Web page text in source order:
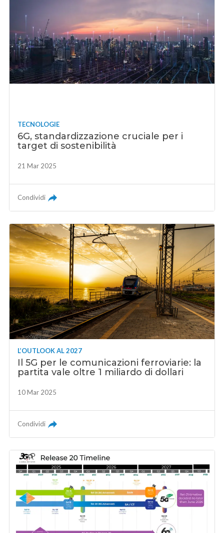
TECNOLOGIE
6G, standardizzazione cruciale per i
target di sostenibilità
21 Mar 2025
Condividi
L’OUTLOOK AL 2027
Il 5G per le comunicazioni ferroviarie: la
partita vale oltre 1 miliardo di dollari
10 Mar 2025
Condividi